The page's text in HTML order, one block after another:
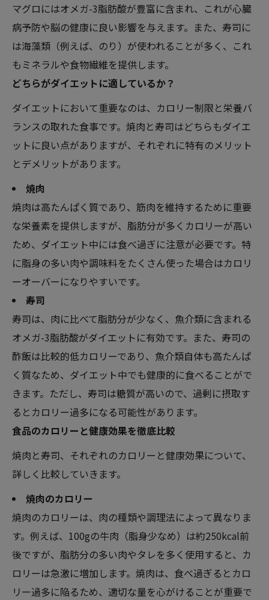
マグロにはオメガ-3脂肪酸が豊富に含まれ、これが心臓
病予防や脳の健康に良い影響を与えます。また、寿司に
は海藻類（例えば、のり）が使われることが多く、これ
もミネラルや食物繊維を提供します。
どちらがダイエットに適しているか？
ダイエットにおいて重要なのは、カロリー制限と栄養バ
ランスの取れた食事です。焼肉と寿司はどちらもダイエ
ットに良い点がありますが、それぞれに特有のメリット
とデメリットがあります。
焼肉
焼肉は高たんぱく質であり、筋肉を維持するために重要
な栄養素を提供しますが、脂肪分が多くカロリーが高い
ため、ダイエット中には食べ過ぎに注意が必要です。特
に脂身の多い肉や調味料をたくさん使った場合はカロリ
ーオーバーになりやすいです。
寿司
寿司は、肉に比べて脂肪分が少なく、魚介類に含まれる
オメガ-3脂肪酸がダイエットに有効です。また、寿司の
酢飯は比較的低カロリーであり、魚介類自体も高たんぱ
く質なため、ダイエット中でも健康的に食べることがで
きます。ただし、寿司は糖質が高いので、過剰に摂取す
るとカロリー過多になる可能性があります。
食品のカロリーと健康効果を徹底比較
焼肉と寿司、それぞれのカロリーと健康効果について、
詳しく比較していきます。
焼肉のカロリー
焼肉のカロリーは、肉の種類や調理法によって異なりま
す。例えば、100gの牛肉（脂身少なめ）は約250kcal前
後ですが、脂肪分の多い肉やタレを多く使用すると、カ
ロリーは急激に増加します。焼肉は、食べ過ぎるとカロ
リー過多に陥るため、適切な量を心がけることが重要で